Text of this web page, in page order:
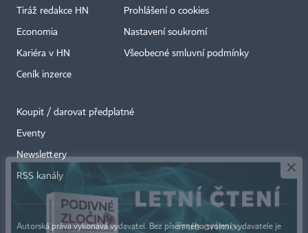
Tiráž redakce HN
Economia
Kariéra v HN
Ceník inzerce
Prohlášení o cookies
Nastavení soukromí
Všeobecné smluvní podmínky
Koupit / darovat předplatné
Eventy
Newslettery
RSS kanály
Autorská práva vykonává vydavatel. Bez písemného svolení vydavatele je